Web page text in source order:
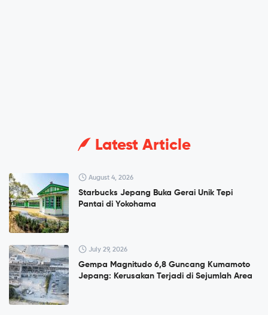
Latest Article
August 4, 2026
Starbucks Jepang Buka Gerai Unik Tepi
Pantai di Yokohama
July 29, 2026
Gempa Magnitudo 6,8 Guncang Kumamoto
Jepang: Kerusakan Terjadi di Sejumlah Area